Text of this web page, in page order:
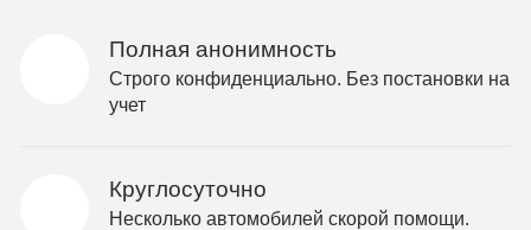
Полная анонимность
Строго конфиденциально. Без постановки на
учет
Круглосуточно
Несколько автомобилей скорой помощи.